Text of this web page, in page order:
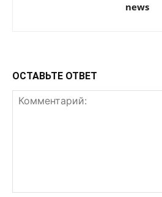
news
ОСТАВЬТЕ ОТВЕТ